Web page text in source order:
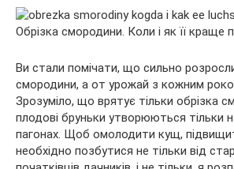
Ви стали помічати, що сильно
смородини, а от урожай з кожним
Зрозуміло, що врятує тільки обрізка
плодові бруньки утворюються тільки
пагонах. Щоб омолодити кущ,
необхідно позбутися не тільки від